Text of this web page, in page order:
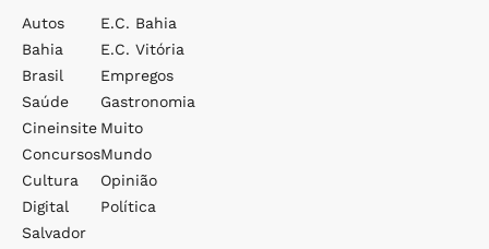
Autos
Bahia
Brasil
Saúde
Cineinsite
Concursos
Cultura
Digital
Salvador
E.c. Bahia
E.c. Vitória
Empregos
Gastronomia
Muito
Mundo
Opinião
Política